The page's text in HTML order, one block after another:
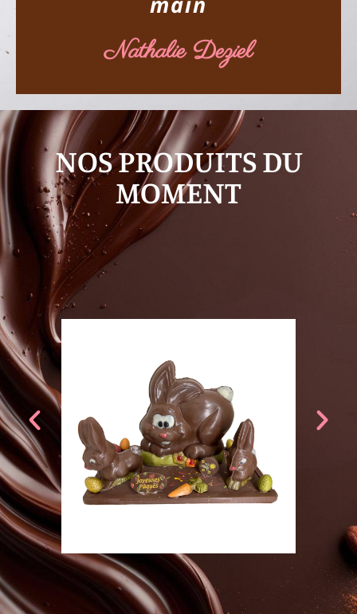
Nathalie Deziel
NOS PRODUITS DU
MOMENT